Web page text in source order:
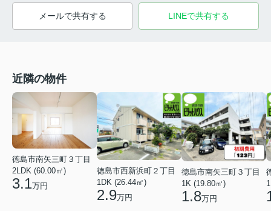
メールで共有する LINEで共有する
近隣の物件
徳島市南矢三町３丁目
2LDK (60.00㎡)
3.1万円
徳島市西新浜町２丁目
1DK (26.44㎡)
2.9万円
徳島市南矢三町３丁目
1K (19.80㎡)
1.8万円